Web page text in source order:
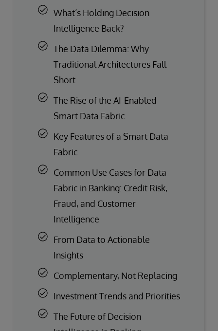
What’s Holding Decision
Intelligence Back?
The Data Dilemma: Why
Traditional Architectures Fall
Short
The Rise of the AI-Enabled
Smart Data Fabric
Key Features of a Smart Data
Fabric
Common Use Cases for Data
Fabric in Banking: Credit Risk,
Fraud, and Customer
Intelligence
From Data to Actionable
Insights
Complementary, Not Replacing
Investment Trends and Priorities
The Future of Decision